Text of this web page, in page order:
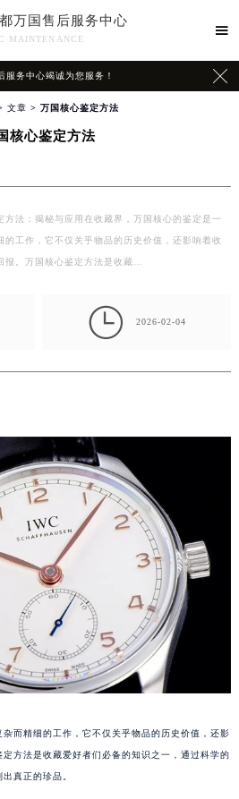
万国售后服务中心
MAINTENANCE

服务中心竭诚为您服务！ 
文章 > 万国核心鉴定方法
核心鉴定方法
方法：揭秘与应用在收藏界，万国核心的鉴定是一
的工作，它不仅关乎物品的历史价值，还影响着收
报。万国核心鉴定方法是收藏…
 2026-02-04
而精细的工作，它不仅关乎物品的历史价值，还影
方法是收藏爱好者们必备的知识之一，通过科学的
真正的珍品。